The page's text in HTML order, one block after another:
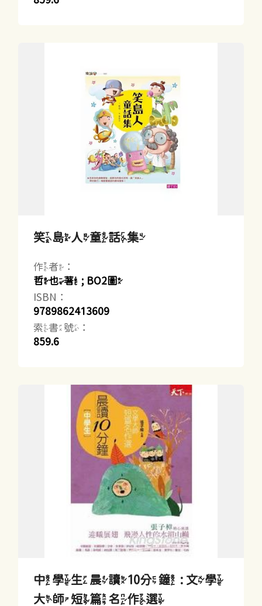
笑島人童話集
作者：
哲也著 ; BO2圖
ISBN：
9789862413609
索書號：
859.6
中學生晨讀10分鐘 : 文學
大師短篇名作選